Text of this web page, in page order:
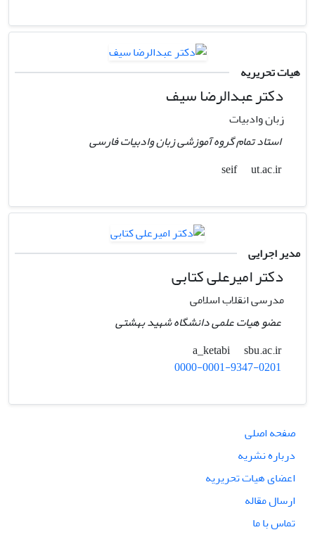
هیات تحریریه
دکتر عبدالرضا سیف
زبان وادبیات
استاد تمام گروه آموزشی زبان وادبیات فارسی
seif
ut.ac.ir
مدیر اجرایی
دکتر امیرعلی کتابی
مدرسی انقلاب اسلامی
عضو هیات علمی دانشگاه شهید بهشتی
a_ketabi
sbu.ac.ir
0000-0001-9347-0201
صفحه اصلی
درباره نشریه
اعضای هیات تحریریه
ارسال مقاله
تماس با ما